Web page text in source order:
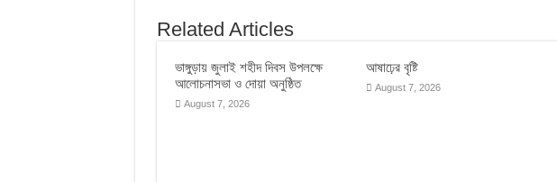
Related Articles
ভাঙ্গুড়ায় জুলাই শহীদ দিবস উপলক্ষে
আলোচনাসভা ও দোয়া অনুষ্ঠিত
August 7, 2026
আষাঢ়ের বৃষ্টি
August 7, 2026